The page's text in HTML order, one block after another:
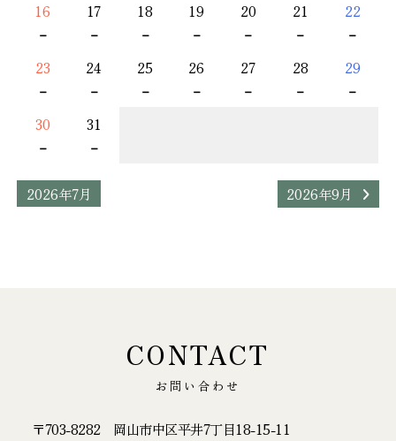
16
－
17
－
18
－
19
－
20
－
21
－
22
－
23
－
24
－
25
－
26
－
27
－
28
－
29
－
30
－
31
－
2026年7月 2026年9月
CONTACT
お問い合わせ
〒703-8282 岡山市中区平井7丁目18-15-11